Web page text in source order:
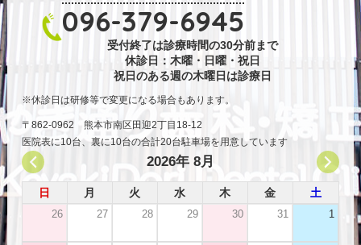
096-379-6945
受付終了は診療時間の30分前まで
休診日：木曜・日曜・祝日
祝日のある週の木曜日は診療日
休診日は研修等で変更になる場合もあります。
〒862-0962 熊本市南区田迎2丁目18-12
医院表に10台、裏に10台の合計20台駐車場を用意しています
2026年 8月
日 月 火 水 木 金 土
26 27 28 29 30 31 1